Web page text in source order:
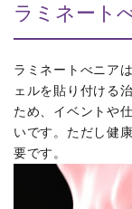
ラミネート
ラミネートべニア
ェルを貼り付ける
ため、イベントや
いです。ただし健
要です。